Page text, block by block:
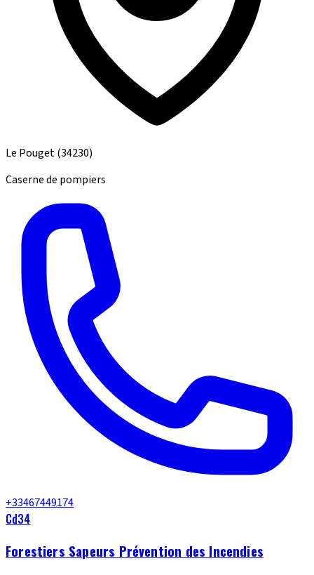
Le Pouget(34230)
Caserne de pompiers
+33467449174
Cd34
Forestiers Sapeurs Prévention des Incendies